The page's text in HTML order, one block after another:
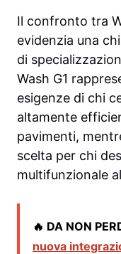
Il confronto tra
evidenzia una
di
Wash G1
esigenze di chi
altamente
pavimenti,
scelta per chi
multifunzionale
🔥 DA NON
nuova